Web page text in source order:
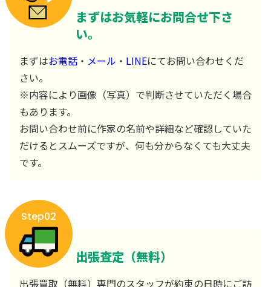
まずはお気軽にお問合せ下さ
い。
まずはお電話 ・ メール ・ LINEにてお問い合わせくだ
さい。
※内容により画像（写真）で判断させていただく場合
もあります。
お問い合わせ前に作家の名前や詳細など確認していた
だけるとスムーズですが、何も分からなくても大丈夫
です。
Step02
出張査定（無料）
出張買取（無料）専門のスタッフが約束の日時にご訪